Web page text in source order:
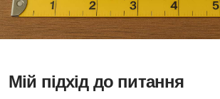
Мій підхід до питання